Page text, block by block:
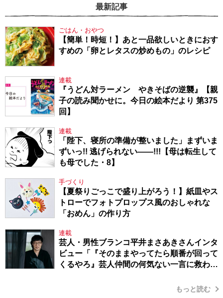
最新記事
ごはん・おやつ
【簡単！時短！】あと一品欲しいときにおす
すめの「卵とレタスの炒めもの」のレシピ
連載
『うどん対ラーメン やきそばの逆襲』【親
子の読み聞かせに。今日の絵本だより 第375
回】
連載
「陛下、寝所の準備が整いました」まずいま
ずいっ!! 逃げられない――!!!【母は転生して
も母でした・8】
手づくり
【夏祭りごっこで盛り上がろう！】紙皿やス
トローでフォトプロップス風のおしゃれな
「おめん」の作り方
連載
芸人・男性ブランコ平井まさあきさんインタ
ビュー「『そのままやってたら順番が回って
くるやろ』芸人仲間の何気ない一言に救われ
もっと読む